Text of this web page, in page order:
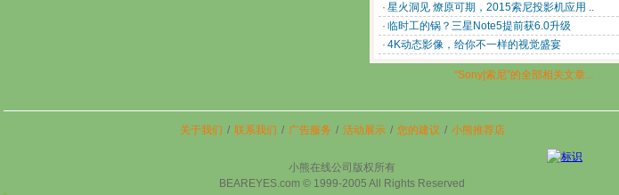
· 星火洞见 燎原可期，2015索尼投影机应用 ..
· 临时工的锅？三星Note5提前获6.0升级
· 4K动态影像，给你不一样的视觉盛宴
“Sony|索尼”的全部相关文章...